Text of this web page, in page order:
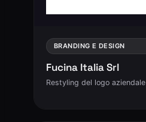
BRANDING E DESIGN
Fucina Italia Srl
Restyling del logo aziendale